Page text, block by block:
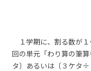
１学期に、割る数が
回の単元「わり算の筆
タ〕あるいは〔３ケタ÷